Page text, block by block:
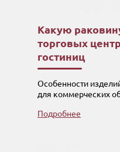
Какую
торговых
гостиниц
Особенности
для коммерческих
Подробнее